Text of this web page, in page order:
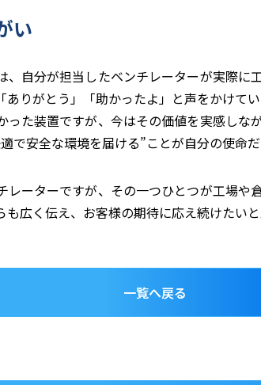
い
、自分が担当したベンチレーターが実際に
りがとう」「助かったよ」と声をかけてい
った装置ですが、今はその価値を実感しな
で安全な環境を届ける”ことが自分の使命だ
レーターですが、その一つひとつが工場や
広く伝え、お客様の期待に応え続けたいと
一覧へ戻る